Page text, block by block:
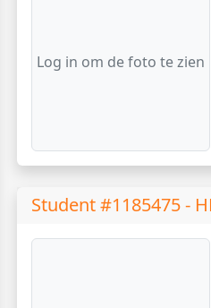
Log in om de foto te zien
Student #1185475 -